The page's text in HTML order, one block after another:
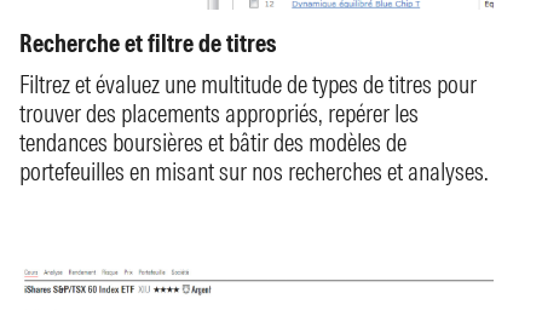
Recherche et filtre de titres
Filtrez et évaluez une multitude de types de titres pour
trouver des placements appropriés, repérer les
tendances boursières et bâtir des modèles de
portefeuilles en misant sur nos recherches et analyses.